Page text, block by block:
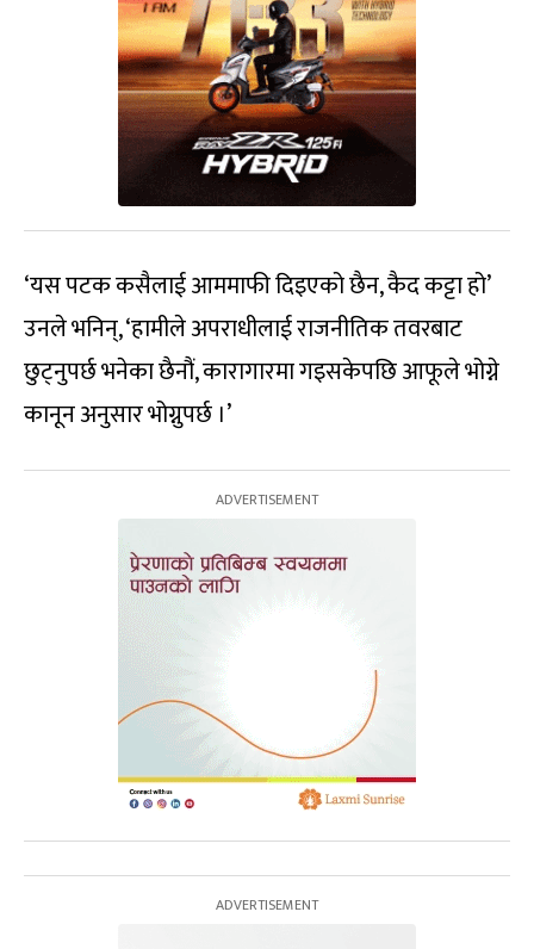
‘यस पटक कसैलाई आममाफी दिइएको छैन, कैद कट्टा हो’
उनले भनिन्, ‘हामीले अपराधीलाई राजनीतिक तवरबाट
छुट्नुपर्छ भनेका छैनौं, कारागारमा गइसकेपछि आफूले भोग्ने
कानून अनुसार भोग्नुपर्छ ।’